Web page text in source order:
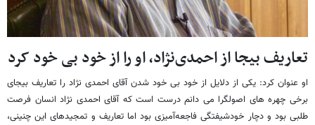
تعاریف بیجا از احمدی‌نژاد، او را از خود بی خود کرد
او عنوان کرد: یکی از دلایل از خود بی خود شدن آقای احمدی نژاد را تعاریف بیجای
برخی چهره های اصولگرا می دانم درست است که آقای احمدی نژاد انسان فرصت
طلبی بود و دچار خودشیفتگی فاجعه‌آمیزی بود اما تعاریف و تمجیدهای این چنینی،